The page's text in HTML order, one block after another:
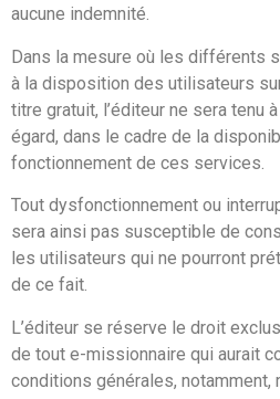
aucune indemnité.
Dans la mesure où les différents
à la disposition des utilisateurs
titre gratuit, l’éditeur ne sera tenu
égard, dans le cadre de la
fonctionnement de ces services.
Tout dysfonctionnement ou
sera ainsi pas susceptible de
les utilisateurs qui ne pourront
de ce fait.
L’éditeur se réserve le droit
de tout e-missionnaire qui aurait
conditions générales, notamment,